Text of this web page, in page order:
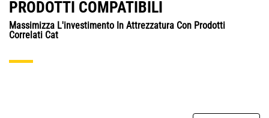
PRODOTTI COMPATIBILI
Massimizza L'investimento In Attrezzatura Con Prodotti
Correlati Cat